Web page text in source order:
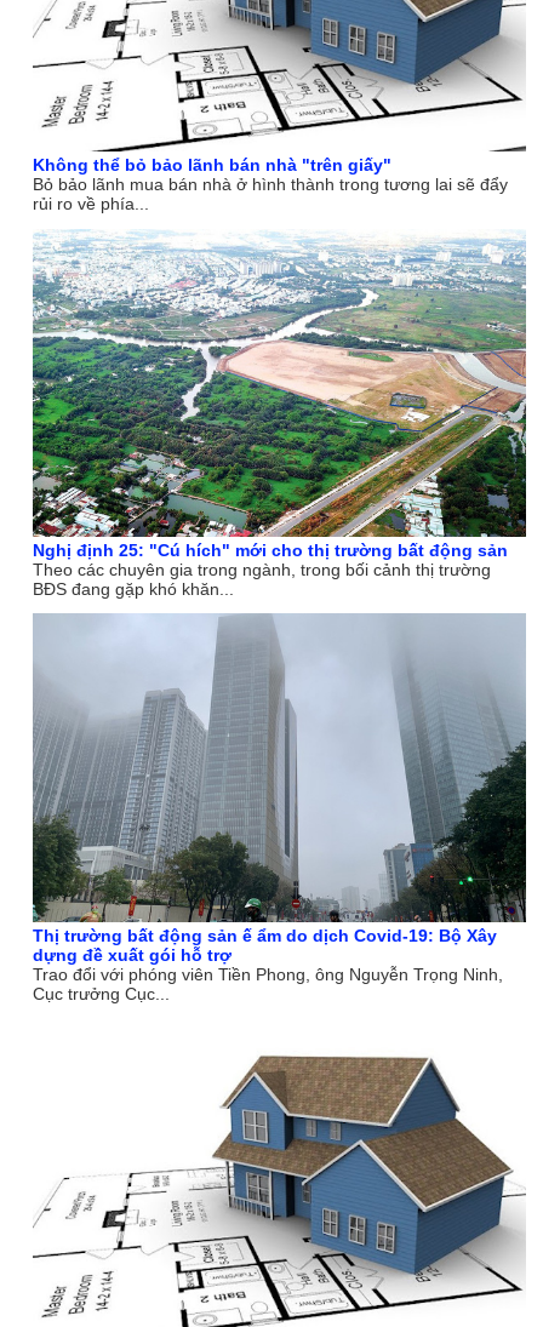
Không thể bỏ bảo lãnh bán nhà "trên giấy"
Bỏ bảo lãnh mua bán nhà ở hình thành trong tương lai sẽ đẩy
rủi ro về phía...
Nghị định 25: "Cú hích" mới cho thị trường bất động sản
Theo các chuyên gia trong ngành, trong bối cảnh thị trường
BĐS đang gặp khó khăn...
Thị trường bất động sản ế ẩm do dịch Covid-19: Bộ Xây
dựng đề xuất gói hỗ trợ
Trao đổi với phóng viên Tiền Phong, ông Nguyễn Trọng Ninh,
Cục trưởng Cục...